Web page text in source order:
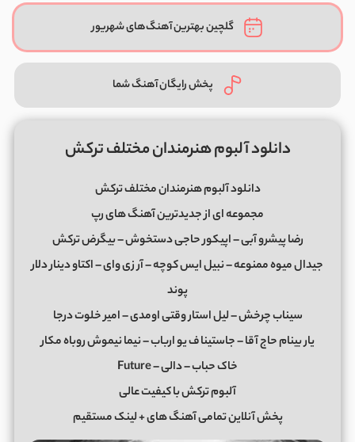
گلچین بهترین آهنگ‌های شهریور
پخش رایگان آهنگ شما
دانلود آلبوم هنرمندان مختلف ترکش
دانلود آلبوم هنرمندان مختلف ترکش
مجموعه ای از جدیدترین آهنگ های رپ
رضا پیشرو آبی – اپیکور حاجی دستخوش – بیگرض ترکش
جیدال میوه ممنوعه – نبیل ایس کوچه – آر زی وای – اکتاو دینار دلار
پوند
سیناب چرخش – لیل استار وقتی اومدی – امیر خلوت درجا
یار بینام حاج آقا – جاستینا ف یو ارباب – نیما نیموش روباه مکار
خاک حباب – دالی – Future
آلبوم ترکش با کیفیت عالی
پخش آنلاین تمامی آهنگ های + لینک مستقیم